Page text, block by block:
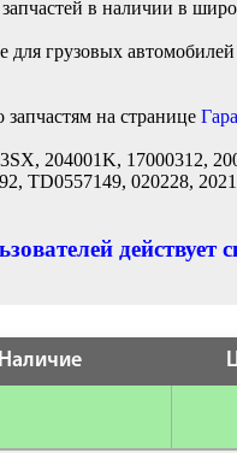
в наличии в
грузовых
на странице
204001K, 17000312,
TD0557149, 020228,
Наличие